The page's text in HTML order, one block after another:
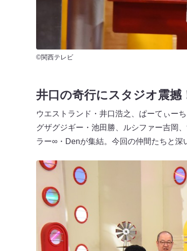
©関西テレビ
井口の奇行にスタジオ震撼
ウエストランド・井口浩之、ぱーてぃー
グザグジギー・池田勝、ルシファー吉岡
ラー∞・Denが集結。今回の仲間たちと深